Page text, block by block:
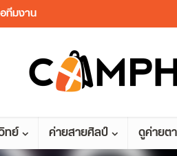
ทีมงาน
ทย์ ค่ายสายศิลป์ ดูค่ายต